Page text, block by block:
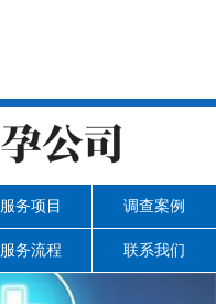
服务项目 调查案例
服务流程 联系我们